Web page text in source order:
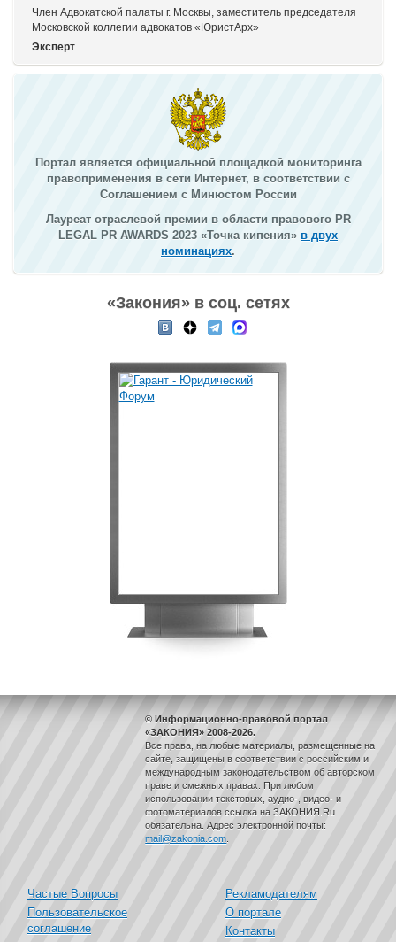
Член Адвокатской палаты г. Москвы, заместитель председателя
Московской коллегии адвокатов «ЮристАрх»
Эксперт
Портал является официальной площадкой мониторинга
правоприменения в сети Интернет, в соответствии с
Соглашением с Минюстом России
Лауреат отраслевой премии в области правового PR
LEGAL PR AWARDS 2023 «Точка кипения» в двух
номинациях.
«Закония» в соц. сетях
© Информационно-правовой портал
«ЗАКОНИЯ» 2008-2026.
Все права, на любые материалы, размещенные на
сайте, защищены в соответствии с российским и
международным законодательством об авторском
праве и смежных правах. При любом
использовании текстовых, аудио-, видео- и
фотоматериалов ссылка на ЗАКОНИЯ.Ru
обязательна. Адрес электронной почты:
mail@zakonia.com
Частые Вопросы
Пользовательское
соглашение
Рекламодателям
О портале
Контакты